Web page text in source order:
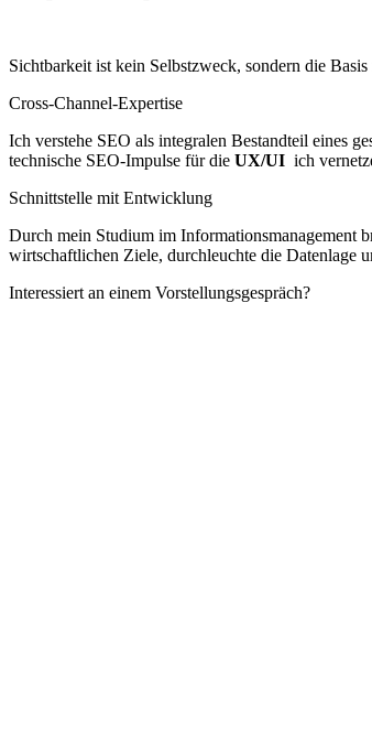
Sichtbarkeit ist kein Selbstzweck, sondern die
Cross-Channel-Expertise
Ich verstehe SEO als integralen Bestandteil eines
technische SEO-Impulse für die UX/UI ich
Schnittstelle mit Entwicklung
Durch mein Studium im Informationsmanagement
wirtschaftlichen Ziele, durchleuchte die Datenlage
Interessiert an einem Vorstellungsgespräch?